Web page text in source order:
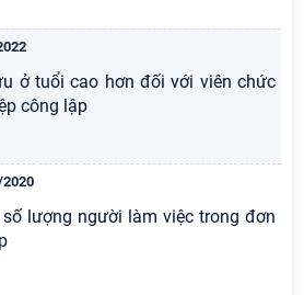
ở tuổi cao hơn đối với viên chức
công lập
lượng người làm việc trong đơn